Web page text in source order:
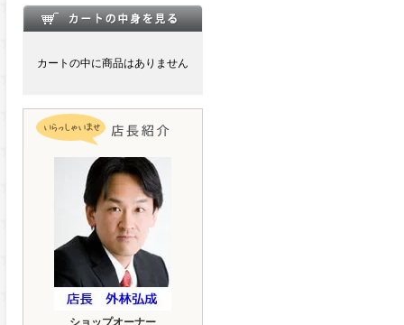
カートの中に商品はありません
ショップオーナー